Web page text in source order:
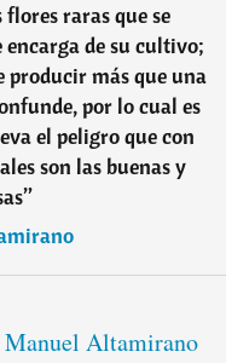
raras que se
de su cultivo;
producir más que una
por lo cual es
el peligro que con
son las buenas y
”
Manuel Altamirano